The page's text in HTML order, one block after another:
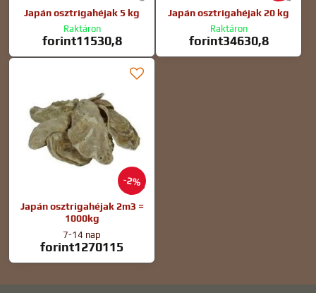
Japán osztrigahéjak 5 kg
Raktáron
forint11530,8
Japán osztrigahéjak 20 kg
Raktáron
forint34630,8
2%
Japán osztrigahéjak 2m3 =
1000kg
7-14 nap
forint1270115